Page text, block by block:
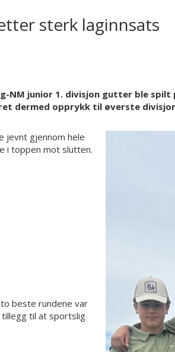
sterk laginnsats
NM junior 1. divisjon gutter ble
dermed opprykk til øverste
jevnt gjennom hele
i toppen mot slutten.
beste rundene var
til at sportslig